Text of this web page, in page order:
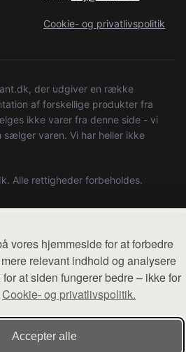
vores hjemmeside for at forbedre
relevant indhold og analysere
at siden fungerer bedre – ikke for
Cookie- og privatlivspolitik.
Accepter alle
Cookie- og privatlivspolitik
der udgiver en række
af forskellige produkter fra
ikke varer fra denne side - vi
sælger varen. Vi har heller ikke
Alle rettigheder forbeholdes.